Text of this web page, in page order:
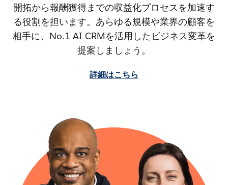
開拓から報酬獲得までの収益化プロセスを加速す
る役割を担います。あらゆる規模や業界の顧客を
相手に、No.1 AI CRMを活用したビジネス変革を
提案しましょう。
詳細はこちら